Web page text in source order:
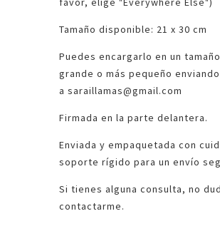
Tamaño disponible: 21 x 30 cm
Puedes encargarlo en un
grande o más pequeño
a saraillamas@gmail.com
Firmada en la parte delantera.
Enviada y empaquetada con
soporte rígido para un envío
Si tienes alguna consulta, no
contactarme.